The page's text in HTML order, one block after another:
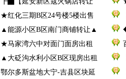
★红化三期B区24号楼5楼出售
▲能源小区B区南门商铺转让▲
★马家湾六中对面门面房出租
▲大砭沟水利小区B区现房出租
鄂尔多斯盆地大宁-吉县区块延